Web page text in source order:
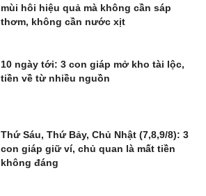
mùi hôi hiệu quả mà không cần sáp
thơm, không cần nước xịt
10 ngày tới: 3 con giáp mở kho tài lộc,
tiền về từ nhiều nguồn
Thứ Sáu, Thứ Bảy, Chủ Nhật (7,8,9/8): 3
con giáp giữ ví, chủ quan là mất tiền
không đáng